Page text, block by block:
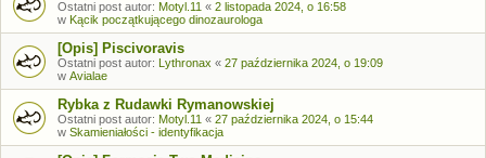
Ostatni post autor: Motyl.11 « 2 listopada 2024, o 16:58
w Kącik początkującego dinozaurologa
[Opis] Piscivoravis
Ostatni post autor: Lythronax « 27 października 2024, o 19:09
w Avialae
Rybka z Rudawki Rymanowskiej
Ostatni post autor: Motyl.11 « 27 października 2024, o 15:44
w Skamieniałości - identyfikacja